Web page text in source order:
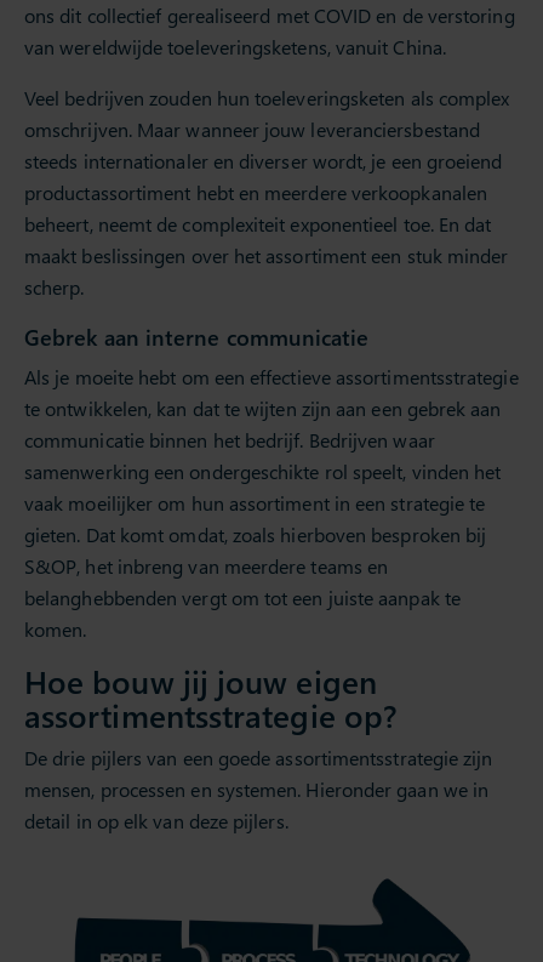
ons dit collectief gerealiseerd met COVID en de verstoring
van wereldwijde toeleveringsketens, vanuit China.
Veel bedrijven zouden hun toeleveringsketen als complex
omschrijven. Maar wanneer jouw leveranciersbestand
steeds internationaler en diverser wordt, je een groeiend
productassortiment hebt en meerdere verkoopkanalen
beheert, neemt de complexiteit exponentieel toe. En dat
maakt beslissingen over het assortiment een stuk minder
scherp.
Gebrek aan interne communicatie
Als je moeite hebt om een effectieve assortimentsstrategie
te ontwikkelen, kan dat te wijten zijn aan een gebrek aan
communicatie binnen het bedrijf. Bedrijven waar
samenwerking een ondergeschikte rol speelt, vinden het
vaak moeilijker om hun assortiment in een strategie te
gieten. Dat komt omdat, zoals hierboven besproken bij
S&OP, het inbreng van meerdere teams en
belanghebbenden vergt om tot een juiste aanpak te
komen.
Hoe bouw jij jouw eigen
assortimentsstrategie op?
De drie pijlers van een goede assortimentsstrategie zijn
mensen, processen en systemen. Hieronder gaan we in
detail in op elk van deze pijlers.